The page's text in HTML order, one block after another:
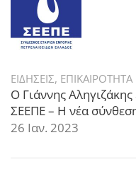
ΕΙΔΗΣΕΙΣ, ΕΠΙΚΑΙΡΟΤΗΤΑ
Ο Γιάννης
ΣΕΕΠΕ – Η νέα
26 Ιαν. 2023